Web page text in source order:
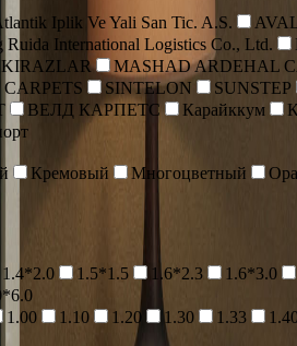
Iplik Ve Yali San Tic. A.S.
Ruida International Logistics Co., Ltd.
KIRAZLAR MASHAD ARDEHAL
CARPETS SINTELON SUNSTEP
ВЕЛД КАРПЕТС Карайккум
Кремовый Многоцветный
1.4*2.0 1.5*1.5 1.6*2.3 1.6*3.0
1.00 1.10 1.20 1.30 1.33